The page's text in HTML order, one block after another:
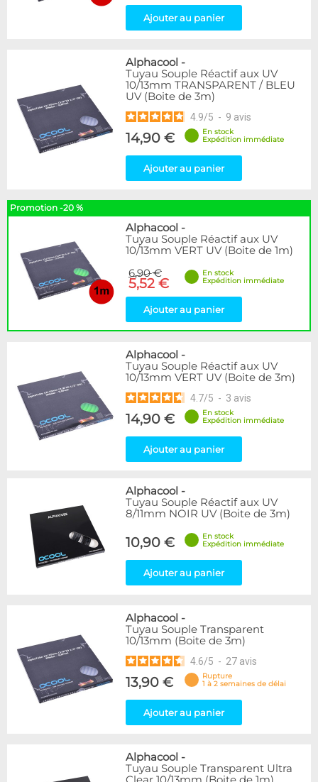
Ajouter au panier
Alphacool -
Tuyau Souple Réactif aux UV
10/13mm TRANSPARENT / BLEU
UV (Boite de 3m)
4.9/5 - 9 avis
14,90 €
En stock
Expédition immédiate
Ajouter au panier
Promotion -20 %
Alphacool -
Tuyau Souple Réactif aux UV
10/13mm VERT UV (Boite de 1m)
6,90 €
5,52 €
En stock
Expédition immédiate
Ajouter au panier
Alphacool -
Tuyau Souple Réactif aux UV
10/13mm VERT UV (Boite de 3m)
4.7/5 - 3 avis
14,90 €
En stock
Expédition immédiate
Ajouter au panier
Alphacool -
Tuyau Souple Réactif aux UV
8/11mm NOIR UV (Boite de 3m)
10,90 €
En stock
Expédition immédiate
Ajouter au panier
Alphacool -
Tuyau Souple Transparent
10/13mm (Boite de 3m)
4.6/5 - 27 avis
13,90 €
Rupture
1 à 2 semaines de délai
Ajouter au panier
Alphacool -
Tuyau Souple Transparent Ultra